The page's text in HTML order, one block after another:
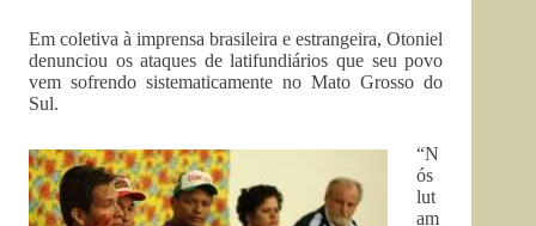
Em coletiva à imprensa brasileira e estrangeira, Otoniel
denunciou os ataques de latifundiários que seu povo
vem sofrendo sistematicamente no Mato Grosso do
Sul.
“N
ós
lut
am